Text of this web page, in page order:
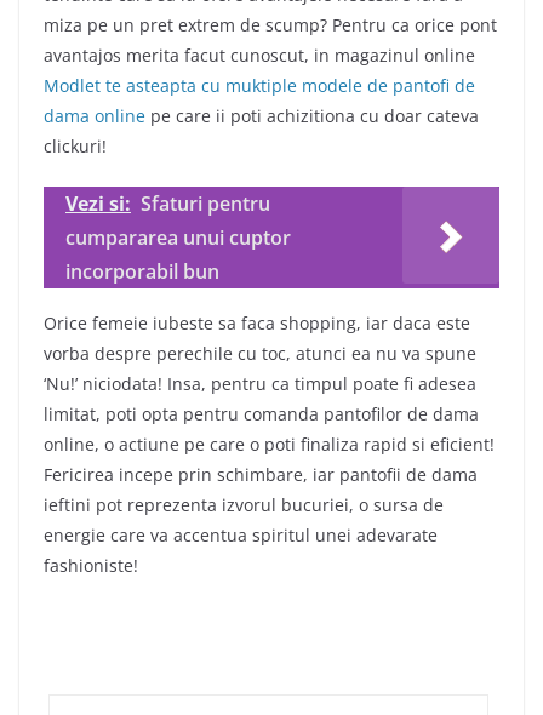
miza pe un pret extrem de scump? Pentru ca orice pont
avantajos merita facut cunoscut, in magazinul online
Modlet te asteapta cu muktiple modele de pantofi de
dama online pe care ii poti achizitiona cu doar cateva
clickuri!
Vezi si: Sfaturi pentru
cumpararea unui cuptor
incorporabil bun
Orice femeie iubeste sa faca shopping, iar daca este
vorba despre perechile cu toc, atunci ea nu va spune
‘Nu!’ niciodata! Insa, pentru ca timpul poate fi adesea
limitat, poti opta pentru comanda pantofilor de dama
online, o actiune pe care o poti finaliza rapid si eficient!
Fericirea incepe prin schimbare, iar pantofii de dama
ieftini pot reprezenta izvorul bucuriei, o sursa de
energie care va accentua spiritul unei adevarate
fashioniste!